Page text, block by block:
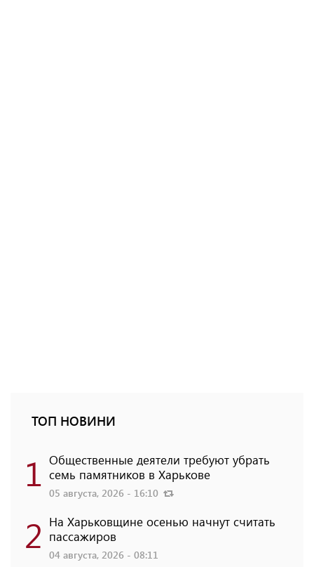
ТОП НОВИНИ
1 Общественные деятели требуют убрать
семь памятников в Харькове
05 августа, 2026 - 16:10
2 На Харьковщине осенью начнут считать
пассажиров
04 августа, 2026 - 08:11